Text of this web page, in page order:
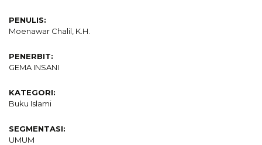
PENULIS:
Moenawar Chalil, K.H.
PENERBIT:
GEMA INSANI
KATEGORI:
Buku Islami
SEGMENTASI:
UMUM